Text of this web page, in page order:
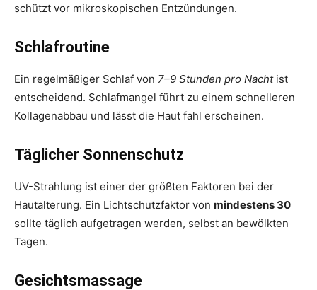
schützt vor mikroskopischen Entzündungen.
Schlafroutine
Ein regelmäßiger Schlaf von 7–9 Stunden pro Nachtist
entscheidend. Schlafmangel führt zu einem schnelleren
Kollagenabbau und lässt die Haut fahl erscheinen.
Täglicher Sonnenschutz
UV-Strahlung ist einer der größten Faktoren bei der
Hautalterung. Ein Lichtschutzfaktor von mindestens 30
sollte täglich aufgetragen werden, selbst an bewölkten
Tagen.
Gesichtsmassage